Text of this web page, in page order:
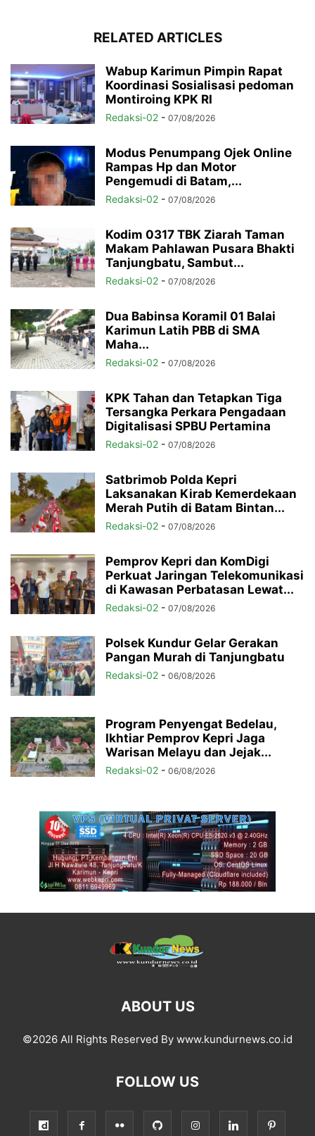
RELATED ARTICLES
Wabup Karimun Pimpin Rapat
Koordinasi Sosialisasi pedoman
Montiroing KPK RI
Redaksi-02 - 07/08/2026
Modus Penumpang Ojek Online
Rampas Hp dan Motor
Pengemudi di Batam,...
Redaksi-02 - 07/08/2026
Kodim 0317 TBK Ziarah Taman
Makam Pahlawan Pusara Bhakti
Tanjungbatu, Sambut...
Redaksi-02 - 07/08/2026
Dua Babinsa Koramil 01 Balai
Karimun Latih PBB di SMA
Maha...
Redaksi-02 - 07/08/2026
KPK Tahan dan Tetapkan Tiga
Tersangka Perkara Pengadaan
Digitalisasi SPBU Pertamina
Redaksi-02 - 07/08/2026
Satbrimob Polda Kepri
Laksanakan Kirab Kemerdekaan
Merah Putih di Batam Bintan...
Redaksi-02 - 07/08/2026
Pemprov Kepri dan KomDigi
Perkuat Jaringan Telekomunikasi
di Kawasan Perbatasan Lewat...
Redaksi-02 - 07/08/2026
Polsek Kundur Gelar Gerakan
Pangan Murah di Tanjungbatu
Redaksi-02 - 06/08/2026
Program Penyengat Bedelau,
Ikhtiar Pemprov Kepri Jaga
Warisan Melayu dan Jejak...
Redaksi-02 - 06/08/2026
ABOUT US
©2026 All Rights Reserved By www.kundurnews.co.id
FOLLOW US